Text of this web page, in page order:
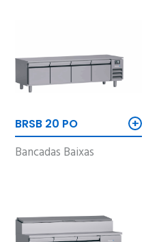
BRSB 20 PO +
Bancadas Baixas